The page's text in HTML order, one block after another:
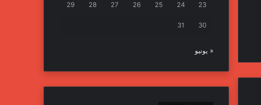
23
24
25
26
27
28
29
30
31
« يونيو